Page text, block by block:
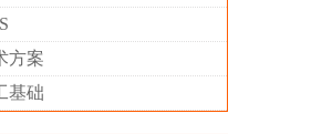
方案
基础